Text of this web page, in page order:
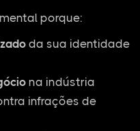
porque:
da sua identidade
na indústria
infrações de